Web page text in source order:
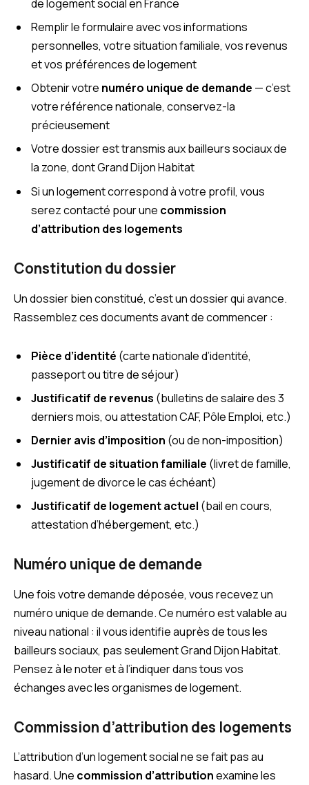
de logement social en France
Remplir le formulaire avec vos informations
personnelles, votre situation familiale, vos revenus
et vos préférences de logement
Obtenir votre numéro unique de demande — c’est
votre référence nationale, conservez-la
précieusement
Votre dossier est transmis aux bailleurs sociaux de
la zone, dont Grand Dijon Habitat
Si un logement correspond à votre profil, vous
serez contacté pour une commission
d’attribution des logements
Constitution du dossier
Un dossier bien constitué, c’est un dossier qui avance.
Rassemblez ces documents avant de commencer :
Pièce d’identité (carte nationale d’identité,
passeport ou titre de séjour)
Justificatif de revenus (bulletins de salaire des 3
derniers mois, ou attestation CAF, Pôle Emploi, etc.)
Dernier avis d’imposition (ou de non-imposition)
Justificatif de situation familiale (livret de famille,
jugement de divorce le cas échéant)
Justificatif de logement actuel (bail en cours,
attestation d’hébergement, etc.)
Numéro unique de demande
Une fois votre demande déposée, vous recevez un
numéro unique de demande. Ce numéro est valable au
niveau national : il vous identifie auprès de tous les
bailleurs sociaux, pas seulement Grand Dijon Habitat.
Pensez à le noter et à l’indiquer dans tous vos
échanges avec les organismes de logement.
Commission d’attribution des logements
L’attribution d’un logement social ne se fait pas au
hasard. Une commission d’attributionexamine les